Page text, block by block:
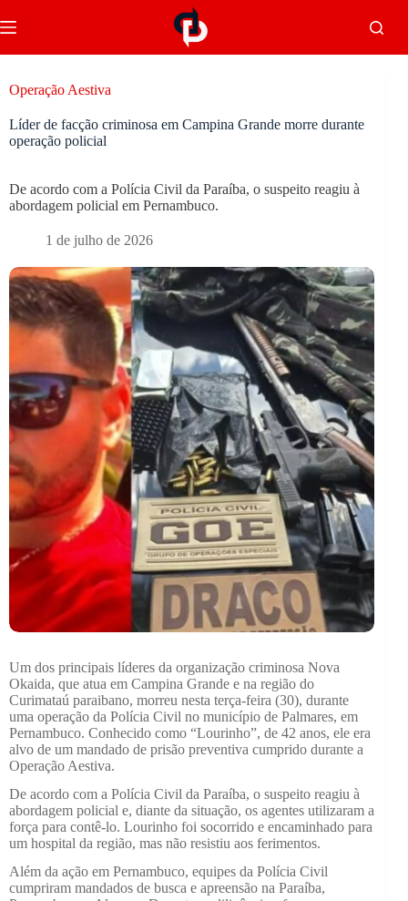
Operação Aestiva
Líder de facção criminosa em Campina Grande morre durante
operação policial
De acordo com a Polícia Civil da Paraíba, o suspeito reagiu à
abordagem policial em Pernambuco.
1 de julho de 2026
Um dos principais líderes da organização criminosa Nova
Okaida, que atua em Campina Grande e na região do
Curimataú paraibano, morreu nesta terça-feira (30), durante
uma operação da Polícia Civil no município de Palmares, em
Pernambuco. Conhecido como “Lourinho”, de 42 anos, ele era
alvo de um mandado de prisão preventiva cumprido durante a
Operação Aestiva.
De acordo com a Polícia Civil da Paraíba, o suspeito reagiu à
abordagem policial e, diante da situação, os agentes utilizaram a
força para contê-lo. Lourinho foi socorrido e encaminhado para
um hospital da região, mas não resistiu aos ferimentos.
Além da ação em Pernambuco, equipes da Polícia Civil
cumpriram mandados de busca e apreensão na Paraíba,